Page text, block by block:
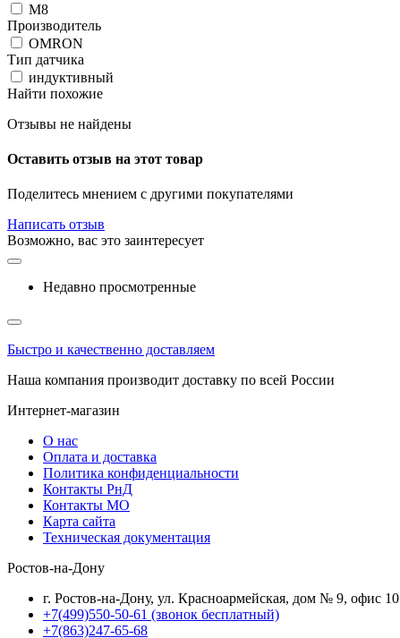
М8
Производитель
OMRON
Тип датчика
индуктивный
Найти похожие
Отзывы не найдены
Оставить отзыв на этот товар
Поделитесь мнением с другими покупателями
Написать отзыв
Возможно, вас это заинтересует
Недавно просмотренные
Быстро и качественно доставляем
Наша компания производит доставку по всей России
Интернет-магазин
О нас
Оплата и доставка
Политика конфиденциальности
Контакты РнД
Контакты МО
Карта сайта
Техническая документация
Ростов-на-Дону
г. Ростов-на-Дону, ул. Красноармейская, дом № 9, офис 10
+7(499)550-50-61 (звонок бесплатный)
+7(863)247-65-68